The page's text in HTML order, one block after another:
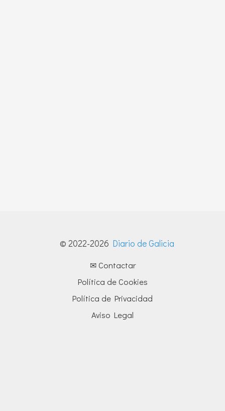
© 2022-2026 Diario de Galicia
✉ Contactar
Política de Cookies
Política de Privacidad
Aviso Legal